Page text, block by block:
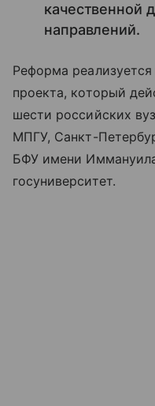
качественной
направлений.
Реформа
проекта, который
шести российских
МПГУ, Санкт-
БФУ имени
госуниверситет.